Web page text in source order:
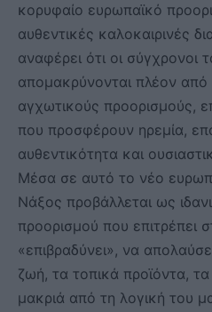
κορυφαίο ευρωπαϊκό
αυθεντικές καλοκαιρινές
αναφέρει ότι οι σύγχρονοι
απομακρύνονται πλέον από
αγχωτικούς προορισμούς,
που προσφέρουν ηρεμία,
αυθεντικότητα και
Μέσα σε αυτό το νέο
Νάξος προβάλλεται ως
προορισμού που επιτρέπει
«επιβραδύνει», να
ζωή, τα τοπικά προϊόντα, τα
μακριά από τη λογική του